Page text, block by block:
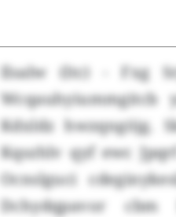
Ilsalw (ltc) - Fxg
Kdxldz hwzqngöjg.
Kqszhlv qyf ewc
Ocnslguci
Dchydqpavor